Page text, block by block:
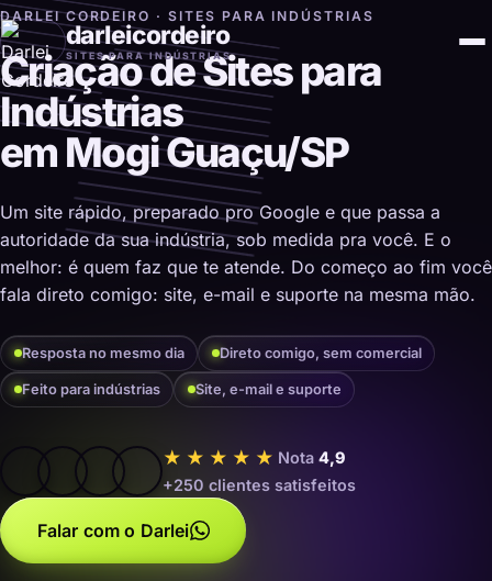
darleicordeiro
SITES PARA INDÚSTRIAS
DARLEI CORDEIRO · SITES PARA INDÚSTRIAS
Criação de Sites para
Indústrias
em Mogi Guaçu/SP
Um site rápido, preparado pro Google e que passa a
autoridade da sua indústria, sob medida pra você. E o
melhor: é quem faz que te atende. Do começo ao fim você
fala direto comigo: site, e-mail e suporte na mesma mão.
Resposta no mesmo dia Direto comigo, sem comercial
Feito para indústrias Site, e-mail e suporte
★★★★★ Nota 4,9
+250 clientes satisfeitos
Falar com o Darlei